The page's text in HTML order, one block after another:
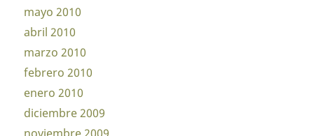
mayo 2010
abril 2010
marzo 2010
febrero 2010
enero 2010
diciembre 2009